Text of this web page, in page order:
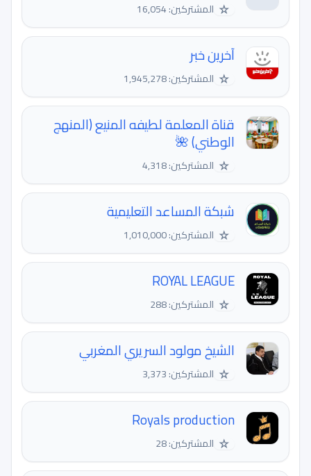
☆ المشتركين: 16,054
آخرین خبر
☆ المشتركين: 1,945,278
قناة المعلمة لطيفه المنيع (المنهج
الوطني) 🌺
☆ المشتركين: 4,318
شبكة المساعد التعليمية
☆ المشتركين: 1,010,000
ROYAL LEAGUE
☆ المشتركين: 288
الشيخ مولود السريري المغربي
☆ المشتركين: 3,373
Royals production
☆ المشتركين: 28